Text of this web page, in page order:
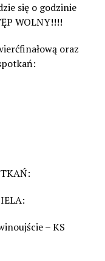
się o godzinie
WOLNY!!!!
oraz
– KS